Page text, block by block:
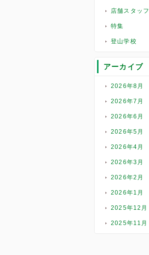
店舗スタッフ
特集
登山学校
アーカイブ
2026年8月
2026年7月
2026年6月
2026年5月
2026年4月
2026年3月
2026年2月
2026年1月
2025年12月
2025年11月